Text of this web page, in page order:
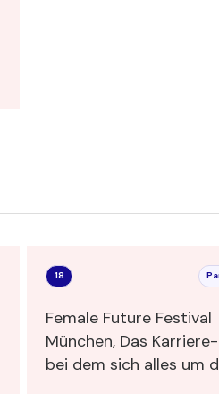
18
Female Future Festival
München, Das
bei dem sich alles um die